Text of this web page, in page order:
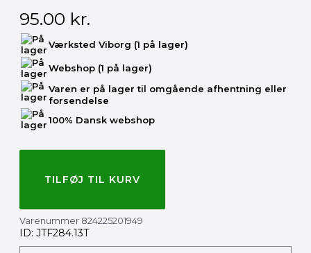
95.00 kr.
Værksted Viborg (1 på lager)
Webshop (1 på lager)
Varen er på lager til omgående afhentning eller
forsendelse
100% Dansk webshop
TILFØJ TIL KURV
Varenummer 824225201949
ID: JTF284.13T